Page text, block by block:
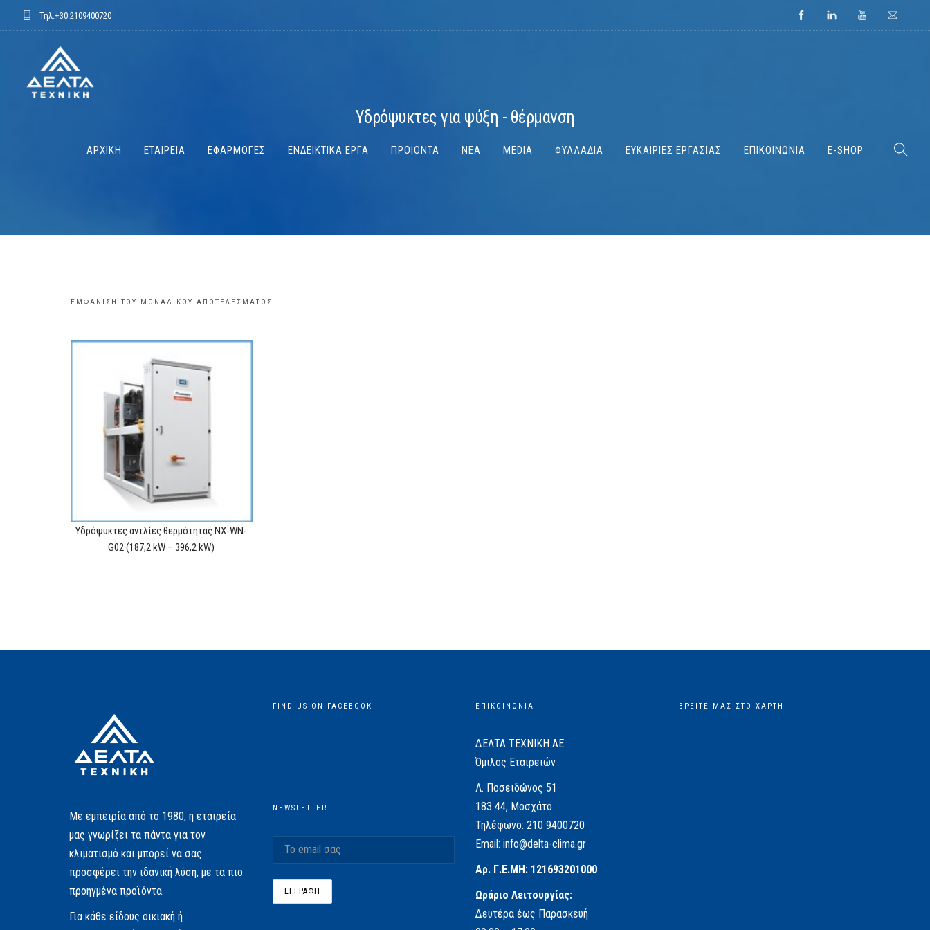
Τηλ.+30.2109400720
ΑΡΧΙΚΗ ΕΤΑΙΡΕΙΑ ΕΦΑΡΜΟΓΕΣ ΕΝΔΕΙΚΤΙΚΑ ΕΡΓΑ ΠΡΟΙΟΝΤΑ ΝΕΑ MEDIA ΦΥΛΛΑΔΙΑ ΕΥΚΑΙΡΙΕΣ ΕΡΓΑΣΙΑΣ ΕΠΙΚΟΙΝΩΝΙΑ E-SHOP
Υδρόψυκτες για ψύξη - θέρμανση
ΕΜΦΆΝΙΣΗ ΤΟΥ ΜΟΝΑΔΙΚΟΎ ΑΠΟΤΕΛΈΣΜΑΤΟΣ
Υδρόψυκτες αντλίες θερμότητας NX-WN-
G02 (187,2 kW – 396,2 kW)
Με εμπειρία από το 1980, η εταιρεία
μας γνωρίζει τα πάντα για τον
κλιματισμό και μπορεί να σας
προσφέρει την ιδανική λύση, με τα πιο
προηγμένα προϊόντα.
Για κάθε είδους οικιακή ή
FIND US ON FACEBOOK
NEWSLETTER
ΕΠΙΚΟΙΝΩΝΙΑ
ΔΕΛΤΑ ΤΕΧΝΙΚΗ ΑΕ
Όμιλος Εταιρειών
Λ. Ποσειδώνος 51
183 44, Μοσχάτο
Τηλέφωνο: 210 9400720
Email: info@delta-clima.gr
Αρ. Γ.Ε.ΜΗ: 121693201000
Ωράριο Λειτουργίας:
Δευτέρα έως Παρασκευή
ΒΡΕΊΤΕ ΜΑΣ ΣΤΟ ΧΆΡΤΗ